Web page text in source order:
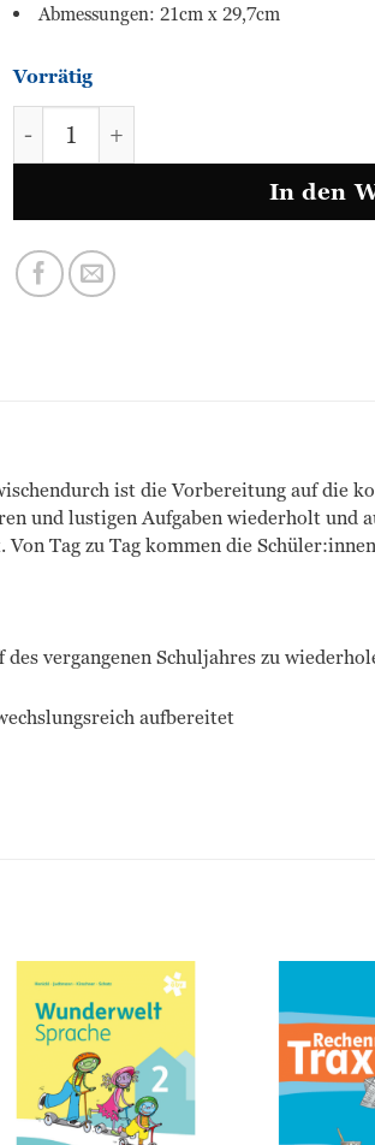
Abmessungen: 21cm x 29,7cm
Vorrätig
simple & easy - Englisch 3 (in 10
In den
ist die Vorbereitung auf die
und lustigen Aufgaben wiederholt und
Tag zu Tag kommen die
des vergangenen Schuljahres zu
aufbereitet
Wunschliste
hinzufügen